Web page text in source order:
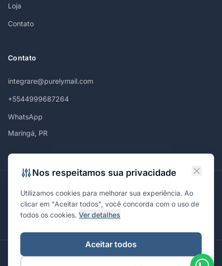
Loja
Contato
Contato
integrare@purelymail.com
+5544999687264
WhatsApp
Maringá, PR
MaringáCuritibaSão PauloLondrinaCascavelPonta Grossa
Florianópolis BrasíliaJoinvilleCampinas
© 2026 Integrare. Marketing de Verdade. Todos os direitos
Nos respeitamos sua privacidade
Utilizamos cookies para melhorar sua experiência. Ao
clicar em "Aceitar todos", você concorda com o uso de
todos os cookies. Ver detalhes
Aceitar todos